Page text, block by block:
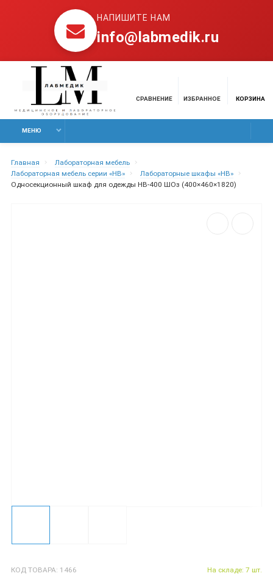
НАПИШИТЕ НАМ
info@labmedik.ru
СРАВНЕНИЕ ИЗБРАННОЕ КОРЗИНА
МЕНЮ
Главная
Лабораторная мебель
Лабораторная мебель серии «НВ»
Лабораторные шкафы «НВ»
Односекционный шкаф для одежды НВ-400 ШОз (400×460×1820)
КОД ТОВАРА: 1466 На складе: 7 шт.